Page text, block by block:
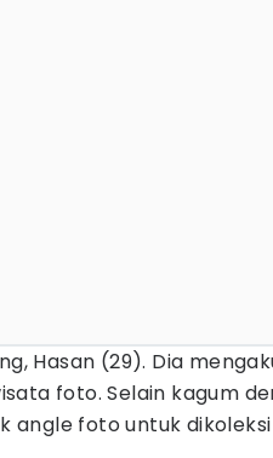
Hasan (29). Dia
foto. Selain kagum
angle foto untuk